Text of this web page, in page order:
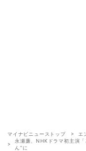
マイナビニューストップ エ
永瀬廉、NHKドラマ初主演
ん”に